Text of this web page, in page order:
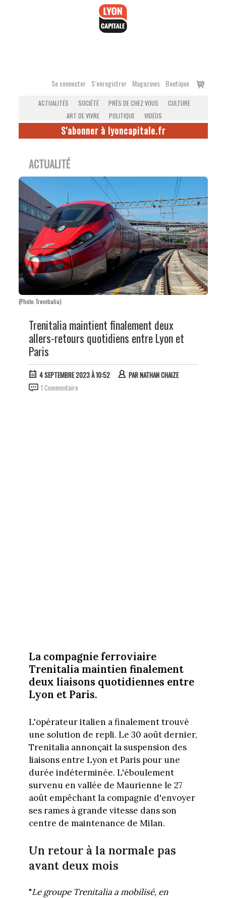
Se connecter S’enregistrer Magazines Boutique
Voir
ACTUALITÉS SOCIÉTÉ PRÈS DE CHEZ VOUS
CULTURE
ART DE VIVRE
POLITIQUE VIDÉOS
S'abonner à lyoncapitale.fr
ACTUALITÉ
(Photo Trenitialia)
Trenitalia maintient finalement deux
allers-retours quotidiens entre Lyon et
Paris
4 SEPTEMBRE 2023 À 10:52 PARNATHAN CHAIZE
1 Commentaire
La compagnie ferroviaire
Trenitalia maintien finalement
deux liaisons quotidiennes entre
Lyon et Paris.
L'opérateur italien a finalement trouvé
une solution de repli. Le 30 août dernier,
Trenitalia annonçait la suspension des
liaisons entre Lyon et Paris pour une
durée indéterminée. L'éboulement
survenu en vallée de Maurienne le 27
août empêchant la compagnie d'envoyer
ses rames à grande vitesse dans son
centre de maintenance de Milan.
Un retour à la normale pas
avant deux mois
"Le groupe Trenitalia a mobilisé, en